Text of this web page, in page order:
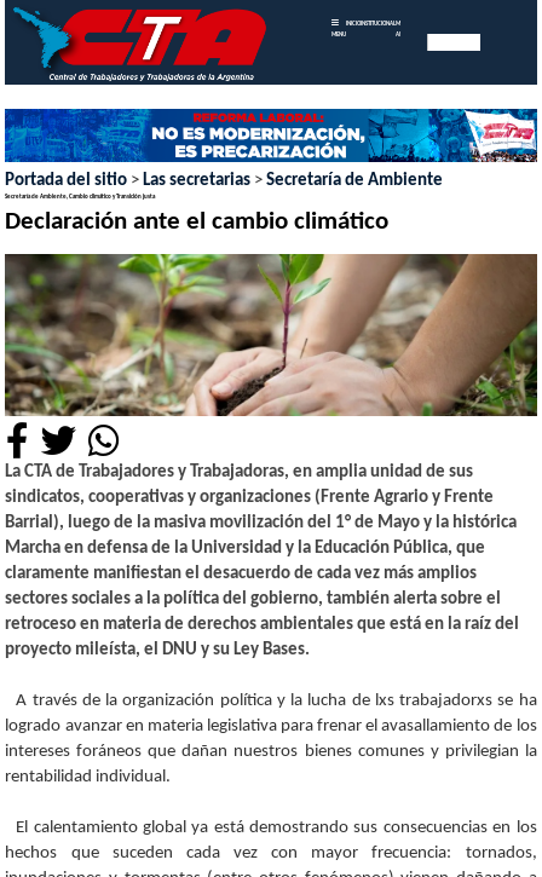
MENU
INICIOINSTITUCIONAL MEMORIAS
ANUALES
Portada del sitio > Las secretarias >Secretaría de Ambiente
Secretaría de Ambiente, Cambio climático y Transición justa
Declaración ante el cambio climático
La CTA de Trabajadores y Trabajadoras, en amplia unidad de sus
sindicatos, cooperativas y organizaciones (Frente Agrario y Frente
Barrial), luego de la masiva movilización del 1° de Mayo y la histórica
Marcha en defensa de la Universidad y la Educación Pública, que
claramente manifiestan el desacuerdo de cada vez más amplios
sectores sociales a la política del gobierno, también alerta sobre el
retroceso en materia de derechos ambientales que está en la raíz del
proyecto mileísta, el DNU y su Ley Bases.
A través de la organización política y la lucha de lxs trabajadorxs se ha
logrado avanzar en materia legislativa para frenar el avasallamiento de los
intereses foráneos que dañan nuestros bienes comunes y privilegian la
rentabilidad individual.
El calentamiento global ya está demostrando sus consecuencias en los
hechos que suceden cada vez con mayor frecuencia: tornados,